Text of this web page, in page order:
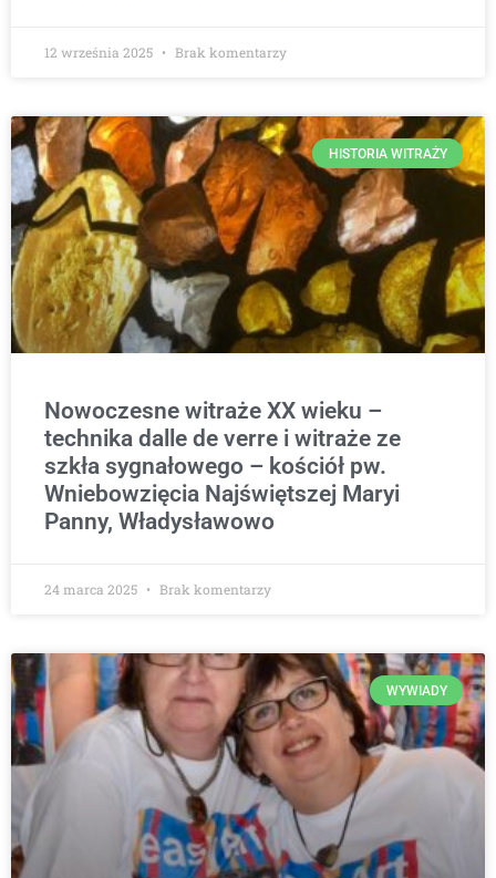
12 września 2025 Brak komentarzy
HISTORIA WITRAŻY
Nowoczesne witraże XX wieku –
technika dalle de verre i witraże ze
szkła sygnałowego – kościół pw.
Wniebowzięcia Najświętszej Maryi
Panny, Władysławowo
24 marca 2025 Brak komentarzy
WYWIADY